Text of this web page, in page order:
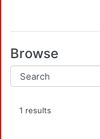
Browse
1 results